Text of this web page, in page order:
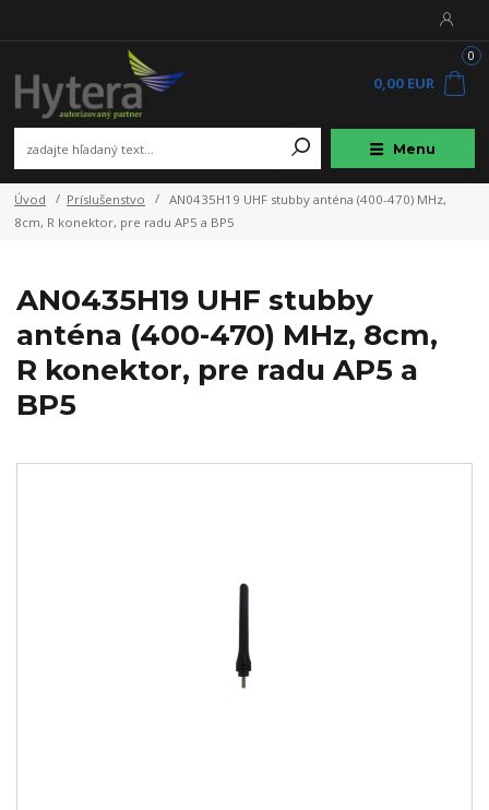
Menu
0
0,00 EUR
Úvod Príslušenstvo
AN0435H19 UHF stubby anténa (400-470) MHz,
8cm, R konektor, pre radu AP5 a BP5
AN0435H19 UHF stubby
anténa (400-470) MHz, 8cm,
R konektor, pre radu AP5 a
BP5